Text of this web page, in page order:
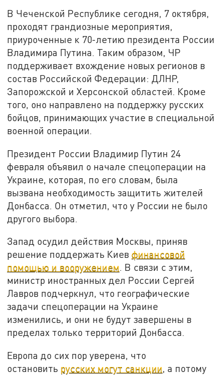
В Чеченской Республике сегодня, 7 октября,
проходят грандиозные мероприятия,
приуроченные к 70-летию президента России
Владимира Путина. Таким образом, ЧР
поддерживает вхождение новых регионов в
состав Российской Федерации: ДЛНР,
Запорожской и Херсонской областей. Кроме
того, оно направлено на поддержку русских
бойцов, принимающих участие в специальной
военной операции.
Президент России Владимир Путин 24
февраля объявил о начале спецоперации на
Украине, которая, по его словам, была
вызвана необходимость защитить жителей
Донбасса. Он отметил, что у России не было
другого выбора.
Запад осудил действия Москвы, приняв
решение поддержать Киевфинансовой
помощью и вооружением. В связи с этим,
министр иностранных дел России Сергей
Лавров подчеркнул, что географические
задачи спецоперации на Украине
изменились, и они не будут завершены в
пределах только территорий Донбасса.
Европа до сих пор уверена, что
остановить русских могут санкции, а потому